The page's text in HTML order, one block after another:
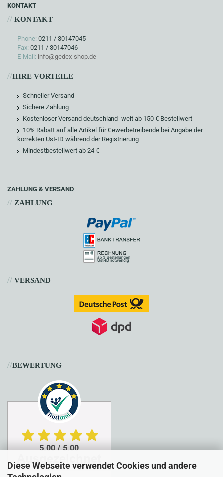
Diese Webseite verwendet Cookies und andere
KONTAKT
// KONTAKT
Phone: 0211 / 30147045
Fax: 0211 / 30147046
E-Mail: info@gedex-shop.de
//IHRE VORTEILE
Schneller Versand
Sichere Zahlung
Kostenloser Versand deutschland- weit ab 150 € Bestellwert
10% Rabatt auf alle Artikel für Gewerbetreibende bei Angabe der
korrekten Ust-ID während der Registrierung
Mindestbestellwert ab 24 €
ZAHLUNG & VERSAND
// ZAHLUNG
// VERSAND
//BEWERTUNG